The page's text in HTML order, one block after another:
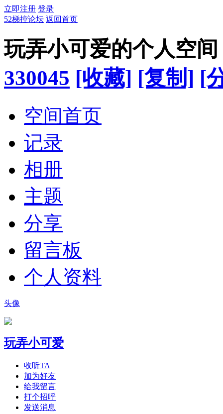
立即注册 登录
52梯控论坛 返回首页
玩弄小可爱的个人空间
330045 [收藏] [复制] [
空间首页
记录
相册
主题
分享
留言板
个人资料
头像
玩弄小可爱
收听TA
加为好友
给我留言
打个招呼
发送消息